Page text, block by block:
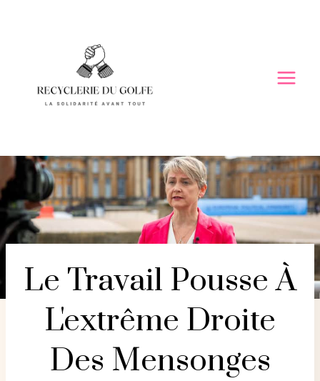
Le Travail Pousse À
L'extrême Droite
Des Mensonges